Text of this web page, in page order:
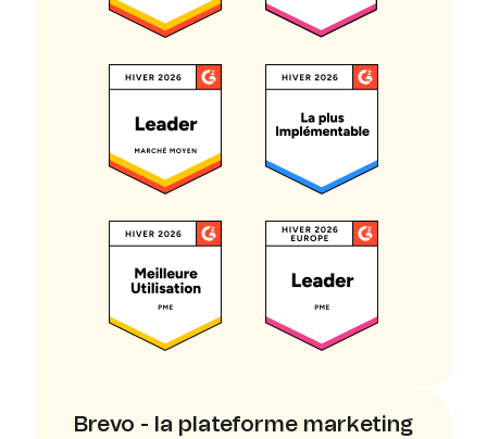
Brevo - la plateforme marketing